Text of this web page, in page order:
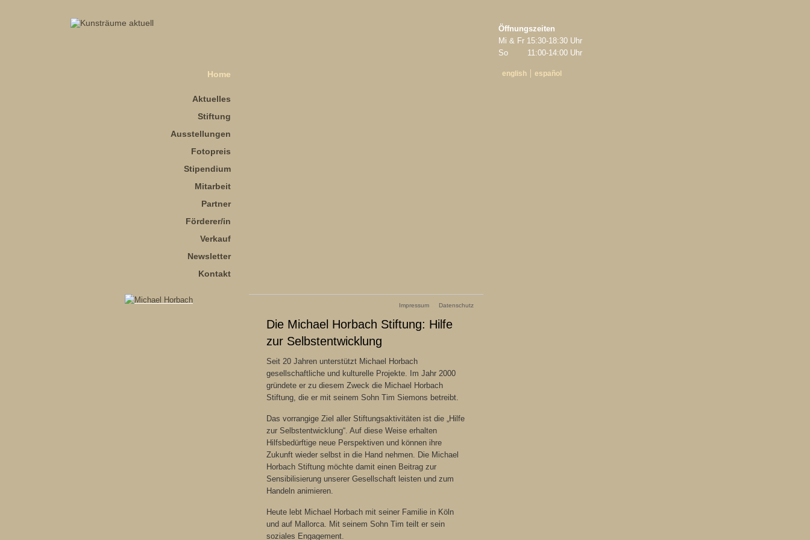
Öffnungszeiten
Mi & Fr 15:30‑18:30 Uhr
So 11:00‑14:00 Uhr
Home english español
Aktuelles
Stiftung
Ausstellungen
Fotopreis
Stipendium
Mitarbeit
Partner
Förderer/in
Verkauf
Newsletter
Kontakt
Die Michael Horbach Stiftung: Hilfe
zur Selbstentwicklung
Seit 20 Jahren unterstützt Michael Horbach
gesellschaftliche und kulturelle Projekte. Im Jahr 2000
gründete er zu diesem Zweck die Michael Horbach
Stiftung, die er mit seinem Sohn Tim Siemons betreibt.
Das vorrangige Ziel aller Stiftungsaktivitäten ist die „Hilfe
zur Selbstentwicklung“. Auf diese Weise erhalten
Hilfsbedürftige neue Perspektiven und können ihre
Zukunft wieder selbst in die Hand nehmen. Die Michael
Horbach Stiftung möchte damit einen Beitrag zur
Sensibilisierung unserer Gesellschaft leisten und zum
Handeln animieren.
Heute lebt Michael Horbach mit seiner Familie in Köln
und auf Mallorca. Mit seinem Sohn Tim teilt er sein
soziales Engagement.
Impressum Datenschutz